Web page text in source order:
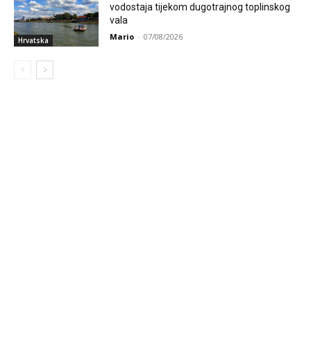
Hrvatska
vodostaja tijekom dugotrajnog toplinskog
vala
Mario - 07/08/2026